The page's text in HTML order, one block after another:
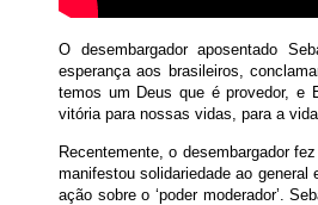
O desembargador aposentado
esperança aos brasileiros,
temos um Deus que é provedor, e
vitória para nossas vidas, para a
Recentemente, o desembargador
manifestou solidariedade ao
ação sobre o ‘poder moderador’.